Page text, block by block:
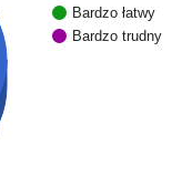
Bardzo łatwy
Bardzo trudny